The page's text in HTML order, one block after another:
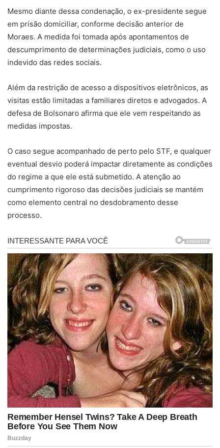
Mesmo diante dessa condenação, o ex-presidente segue
em prisão domiciliar, conforme decisão anterior de
Moraes. A medida foi tomada após apontamentos de
descumprimento de determinações judiciais, como o uso
indevido das redes sociais.
Além da restrição de acesso a dispositivos eletrônicos, as
visitas estão limitadas a familiares diretos e advogados. A
defesa de Bolsonaro afirma que ele vem respeitando as
medidas impostas.
O caso segue acompanhado de perto pelo STF, e qualquer
eventual desvio poderá impactar diretamente as condições
do regime a que ele está submetido. A atenção ao
cumprimento rigoroso das decisões judiciais se mantém
como elemento central no desdobramento desse
processo.